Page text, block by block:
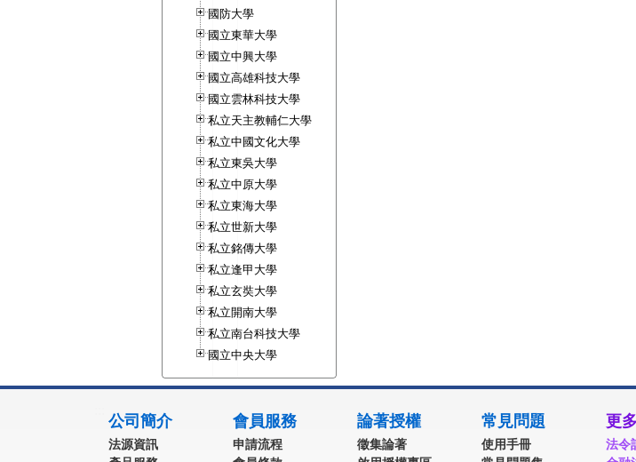
國防大學
國立東華大學
國立中興大學
國立高雄科技大學
國立雲林科技大學
私立天主教輔仁大學
私立中國文化大學
私立東吳大學
私立中原大學
私立東海大學
私立世新大學
私立銘傳大學
私立逢甲大學
私立玄奘大學
私立開南大學
私立南台科技大學
國立中央大學
公司簡介
法源資訊
會員服務
申請流程
論著授權
徵集論著
常見問題
使用手冊
更
法令